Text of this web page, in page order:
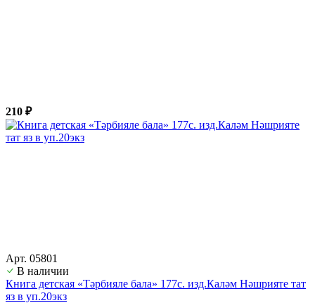
210 ₽
Арт. 05801
В наличии
Книга детская «Тәрбияле бала» 177с. изд.Каләм Нәшрияте тат
яз в уп.20экз